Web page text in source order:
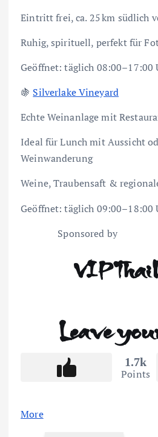
Eintritt frei, ca. 25 km südlich
Ruhig, spirituell, perfekt für
Geöffnet: täglich 08:00–17:00
🍇 Silverlake Vineyard
Echte Weinanlage mit
Ideal für Lunch mit Aussicht
Weinwanderung
Weine, Traubensaft &
Geöffnet: täglich 09:00–18:00
Sponsored by
Leave
1.7k
Points
More